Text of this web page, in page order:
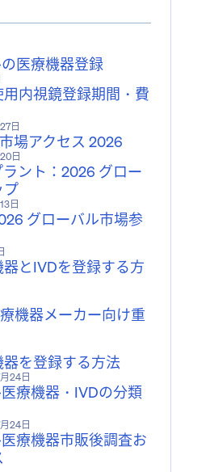
医療機器登録
内視鏡登録期間・費
日
場アクセス 2026
日
ント：2026 グロー
プ
日
グローバル市場参
とIVDを登録する方
機器メーカー向け重
を登録する方法
24日
療機器・IVDの分類
24日
療機器市販後調査お